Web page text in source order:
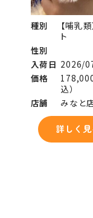
種別
【哺乳
ト
性別
入荷日 2026/
価格
込）
店舗
みなと
詳しく